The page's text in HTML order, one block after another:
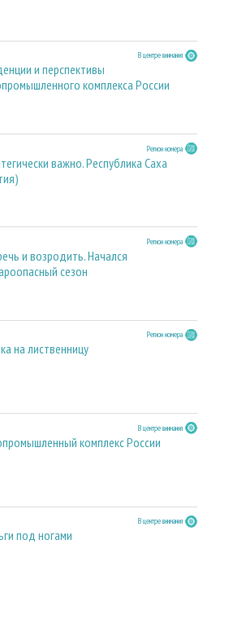
В центре внимания
и перспективы
комплекса России
Регион номера
важно. Республика Саха
Регион номера
и возродить. Начался
сезон
Регион номера
на лиственницу
В центре внимания
комплекс России
В центре внимания
под ногами